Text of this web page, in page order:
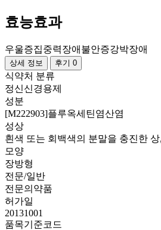
효능효과
우울증집중력장애 불안증강박장애
상세 정보 후기 0
식약처 분류
정신신경용제
성분
[M222903]플루옥세틴염산염
성상
흰색 또는 회백색의 분말을 충진한
모양
장방형
전문/일반
전문의약품
허가일
20131001
품목기준코드